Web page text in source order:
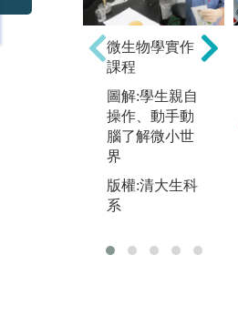
微生物學實作
課程
圖解:學生親自
操作、動手動
腦了解微小世
界
版權:清大生科
系